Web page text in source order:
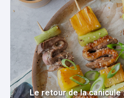
Le retour de la